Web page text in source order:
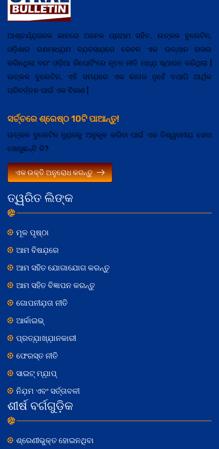
ତ୍ୱରିତ ଲିଙ୍କ
ମୂଳ ପୃଷ୍ଠା
ଆମ ବିଷଯ଼ରେ
ଆମ ସହିତ ଯୋଗାଯୋଗ କରନ୍ତୁ
ଆମ ସହିତ ବିଜ୍ଞାପନ କରନ୍ତୁ
ଗୋପନୀଯ଼ତା ନୀତି
ଆର୍କାଇଭ୍
ପ୍ରତ୍ଯ଼ାଖ୍ଯ଼ାନକାରୀ
ଫେରସ୍ତ ନୀତି
ସାଇଟ୍ ମ୍ଯ଼ାପ୍
ନିଯ଼ମ ଏବଂ ସର୍ତ୍ତାବଳୀ
ଶୀର୍ଷ ବର୍ଗଗୁଡ଼ିକ
ଶ୍ରେଣୀଭୁକ୍ତ ହୋଇନଥିବା
ଆଶ୍ଚର୍ଯ୍ଯ଼ଜନକ ଭାବରେ ଅନେକ ପ୍ରଥମ ସହିତ, ଉତ୍କଳ ବୁଲେଟିନ,
ଓଡ଼ିଶାର ଗଣମାଧ୍ଯ଼ମ ବ୍ଯ଼ବସାଯ଼ରେ କେବଳ ଏକ ଉତ୍ଥାନ ହାସଲ
କରିନଥିଲା ବରଂ ଓଡ଼ିଆ ରିପୋର୍ଟିଂରେ ନୂତନ ନୀତି ମଧ୍ଯ଼ ସ୍ଥାପନ କରିଥିଲା |
ଉତ୍କଳ ବୁଲେଟିନ, ଏହି ସମଯ଼ରେ ଏକ କାଗଜ ନୁହେଁ ତଥାପି ଆର୍ଥିକ
ପରିବର୍ତ୍ତନ ପାଇଁ ଏକ ବିକାଶ |
ସର୍ଚ୍ଚରେ ଶ୍ରେଷ୍ଠ 10ଟି ପାଆନ୍ତୁ!
ଉତ୍କଳ ବୁଲେଟିନ ନ୍ଯ଼ୁଜକୁ ଅନୁକୂଳ କରିବା ପାଇଁ ଏକ ବିଶ୍ୱସନୀଯ଼ ସେବା
ଖୋଜୁଛନ୍ତି କି?
ଏକ ଉକ୍ତି ଅନୁରୋଧ କରନ୍ତୁ